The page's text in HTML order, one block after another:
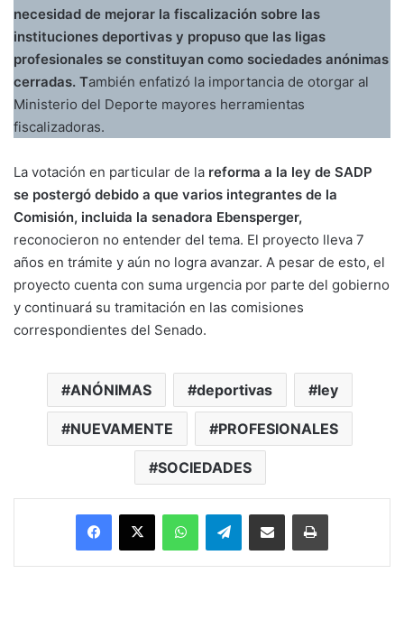
necesidad de mejorar la fiscalización sobre las
instituciones deportivas y propuso que las ligas
profesionales se constituyan como sociedades anónimas
cerradas. También enfatizó la importancia de otorgar al
Ministerio del Deporte mayores herramientas
fiscalizadoras.
La votación en particular de la reforma a la ley de SADP
se postergó debido a que varios integrantes de la
Comisión, incluida la senadora Ebensperger,
reconocieron no entender del tema. El proyecto lleva 7
años en trámite y aún no logra avanzar. A pesar de esto, el
proyecto cuenta con suma urgencia por parte del gobierno
y continuará su tramitación en las comisiones
correspondientes del Senado.
ANÓNIMAS deportivas ley
NUEVAMENTE PROFESIONALES
SOCIEDADES
Facebook
X WhatsAppTelegramEnviar vía email Imprimir